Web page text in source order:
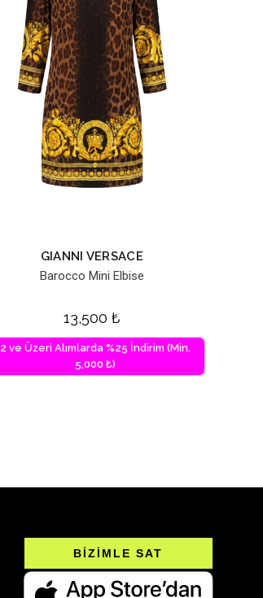
GIANNI VERSACE
Barocco Mini Elbise
13,500 ₺
2 ve Üzeri Alımlarda %25 İndirim (Min.
5,000 ₺)
BİZİMLE SAT